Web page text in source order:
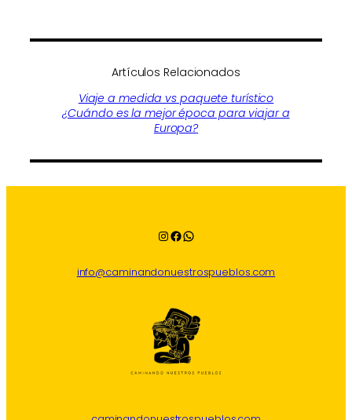
Artículos Relacionados
Viaje a medida vs paquete turístico
¿Cuándo es la mejor época para viajar a
Europa?
InstagramFacebook WhatsApp
info@caminandonuestrospueblos.com